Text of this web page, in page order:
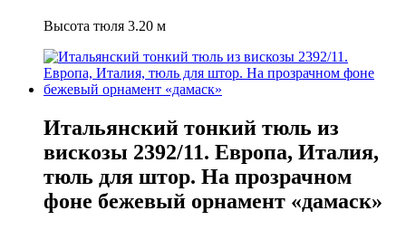
Высота тюля 3.20 м
Итальянский тонкий тюль из
вискозы 2392/11. Европа, Италия,
тюль для штор. На прозрачном
фоне бежевый орнамент «дамаск»